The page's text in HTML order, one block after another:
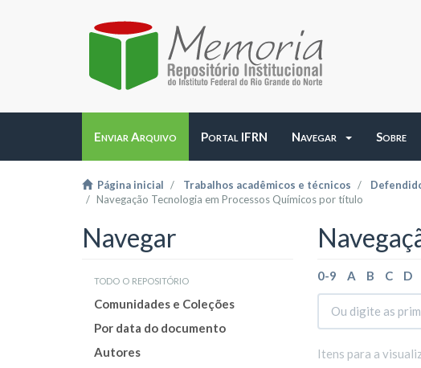
Enviar Arquivo Portal IFRN Navegar Sobre
Página inicial Trabalhos acadêmicos e técnicos
Navegação Tecnologia em Processos Químicos por título
Navegar
todo o repositório
Comunidades e Coleções
Por data do documento
Autores
0-9 A B C D
Itens para a